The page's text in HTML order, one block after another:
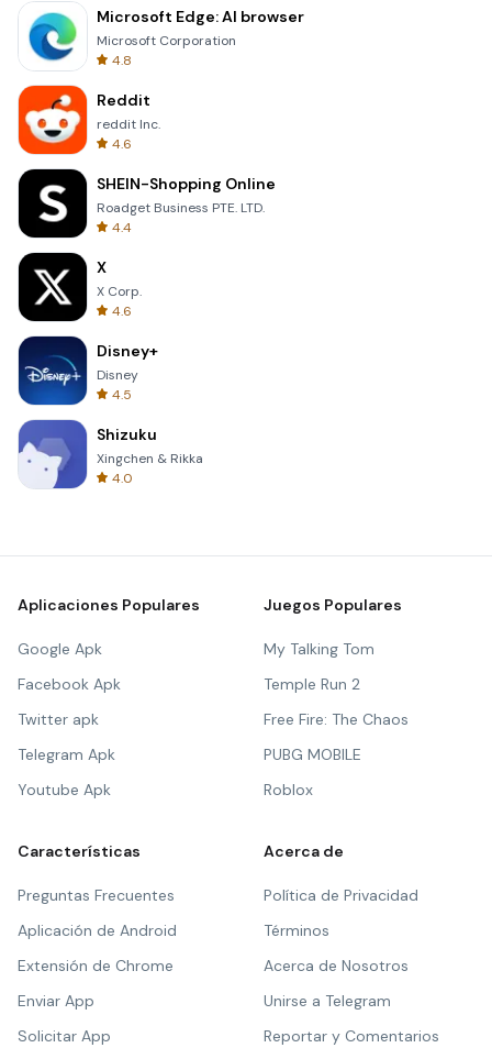
Microsoft Edge: AI browser
Microsoft Corporation
4.8
Reddit
reddit Inc.
4.6
SHEIN-Shopping Online
Roadget Business PTE. LTD.
4.4
X
X Corp.
4.6
Disney+
Disney
4.5
Shizuku
Xingchen & Rikka
4.0
Aplicaciones Populares
Google Apk
Facebook Apk
Twitter apk
Telegram Apk
Youtube Apk
Juegos Populares
My Talking Tom
Temple Run 2
Free Fire: The Chaos
PUBG MOBILE
Roblox
Características
Preguntas Frecuentes
Aplicación de Android
Extensión de Chrome
Enviar App
Solicitar App
Acerca de
Política de Privacidad
Términos
Acerca de Nosotros
Unirse a Telegram
Reportar y Comentarios